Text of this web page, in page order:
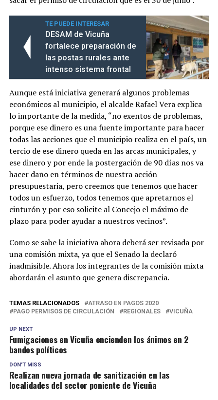
TE PUEDE INTERESAR
DESAM de Vicuña
fortalece preparación de
las postas rurales ante
intenso sistema frontal
Aunque está iniciativa generará algunos problemas
económicos al municipio, el alcalde Rafael Vera explica
lo importante de la medida, “no exentos de problemas,
porque ese dinero es una fuente importante para hacer
todas las acciones que el municipio realiza en el país, un
tercio de ese dinero queda en las arcas municipales, y
ese dinero y por ende la postergación de 90 días nos va
hacer daño en términos de nuestra acción
presupuestaria, pero creemos que tenemos que hacer
todos un esfuerzo, todos tenemos que apretarnos el
cinturón y por eso solicite al Concejo el máximo de
plazo para poder ayudar a nuestros vecinos”.
Como se sabe la iniciativa ahora deberá ser revisada por
una comisión mixta, ya que el Senado la declaró
inadmisible. Ahora los integrantes de la comisión mixta
abordarán el asunto que genera discrepancia.
TEMAS RELACIONADOS
ATRASO EN PAGOS 2020
PAGO PERMISOS DE CIRCULACIÓN
REGIONALES VICUÑA
UP NEXT
Fumigaciones en Vicuña encienden los ánimos en 2
bandos políticos
DON'T MISS
Realizan nueva jornada de sanitización en las
localidades del sector poniente de Vicuña